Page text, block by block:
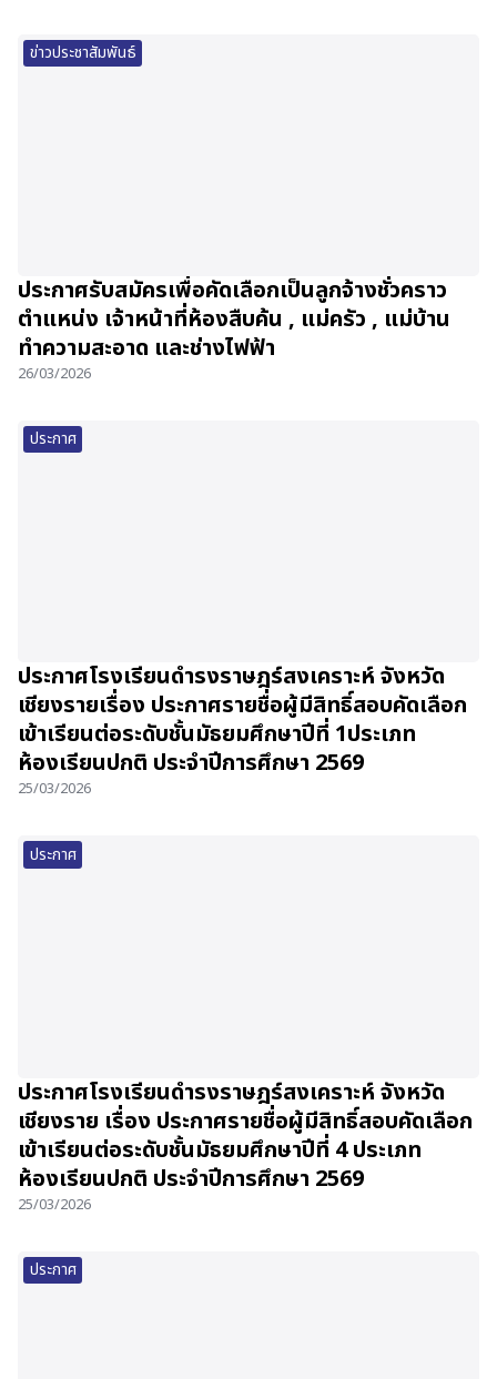
ข่าวประชาสัมพันธ์
ประกาศรับสมัครเพื่อคัดเลือกเป็นลูกจ้างชั่วคราว
ตำแหน่ง เจ้าหน้าที่ห้องสืบค้น , แม่ครัว , แม่บ้าน
ทำความสะอาด และช่างไฟฟ้า
26/03/2026
ประกาศ
ประกาศโรงเรียนดำรงราษฎร์สงเคราะห์ จังหวัด
เชียงรายเรื่อง ประกาศรายชื่อผู้มีสิทธิ์สอบคัดเลือก
เข้าเรียนต่อระดับชั้นมัธยมศึกษาปีที่ 1ประเภท
ห้องเรียนปกติ ประจำปีการศึกษา 2569
25/03/2026
ประกาศ
ประกาศโรงเรียนดำรงราษฎร์สงเคราะห์ จังหวัด
เชียงราย เรื่อง ประกาศรายชื่อผู้มีสิทธิ์สอบคัดเลือก
เข้าเรียนต่อระดับชั้นมัธยมศึกษาปีที่ 4 ประเภท
ห้องเรียนปกติ ประจำปีการศึกษา 2569
25/03/2026
ประกาศ